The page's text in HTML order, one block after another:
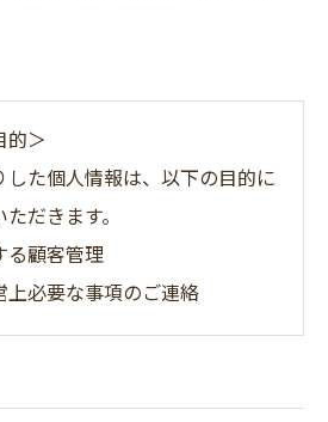
的＞
た個人情報は、以下の目的に
だきます。
る顧客管理
上必要な事項のご連絡
を得た場合または法令に定め